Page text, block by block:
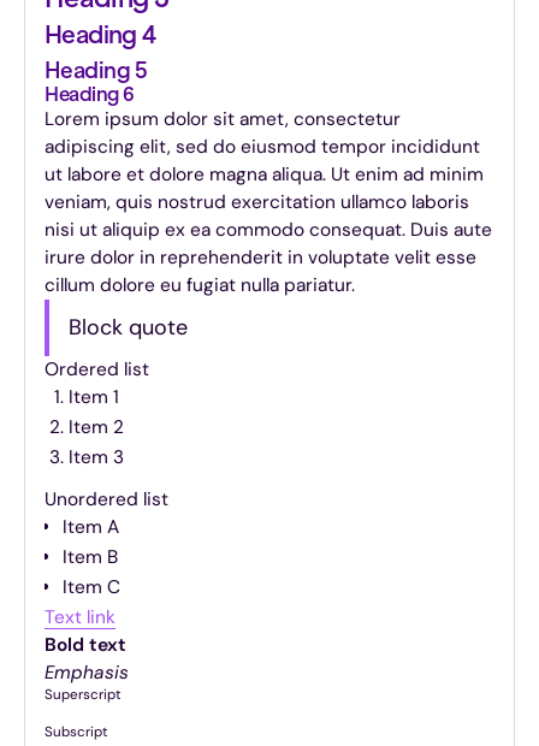
Heading 4
Heading 5
Heading 6
Lorem ipsum dolor sit amet, consectetur
adipiscing elit, sed do eiusmod tempor incididunt
ut labore et dolore magna aliqua. Ut enim ad minim
veniam, quis nostrud exercitation ullamco laboris
nisi ut aliquip ex ea commodo consequat. Duis aute
irure dolor in reprehenderit in voluptate velit esse
cillum dolore eu fugiat nulla pariatur.
Block quote
Ordered list
Item 1
Item 2
Item 3
Unordered list
Item A
Item B
Item C
Text link
Bold text
Emphasis
Superscript
Subscript